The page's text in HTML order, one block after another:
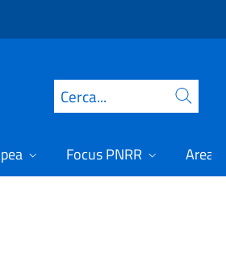
Cerca
Focus PNRR Area